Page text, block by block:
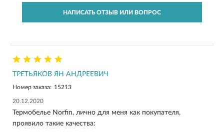
НАПИСАТЬ ОТЗЫВ ИЛИ ВОПРОС
ТРЕТЬЯКОВ ЯН АНДРЕЕВИЧ
Номер заказа: 15213
20.12.2020
Термобелье Norfin, лично для меня как покупателя,
проявило такие качества: